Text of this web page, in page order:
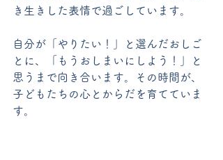
き生きした表情で過ごしています。
自分が「やりたい！」と選んだおしご
とに、「もうおしまいにしよう！」と
思うまで向き合います。その時間が、
子どもたちの心とからだを育てていま
す。